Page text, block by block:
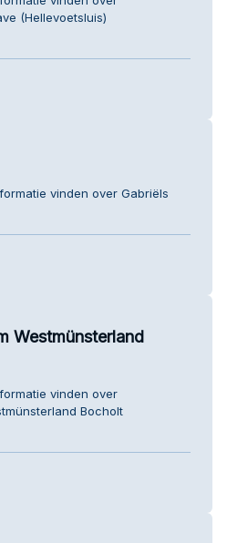
(Hellevoetsluis)
vinden over Gabriëls
Westmünsterland
vinden over
Bocholt